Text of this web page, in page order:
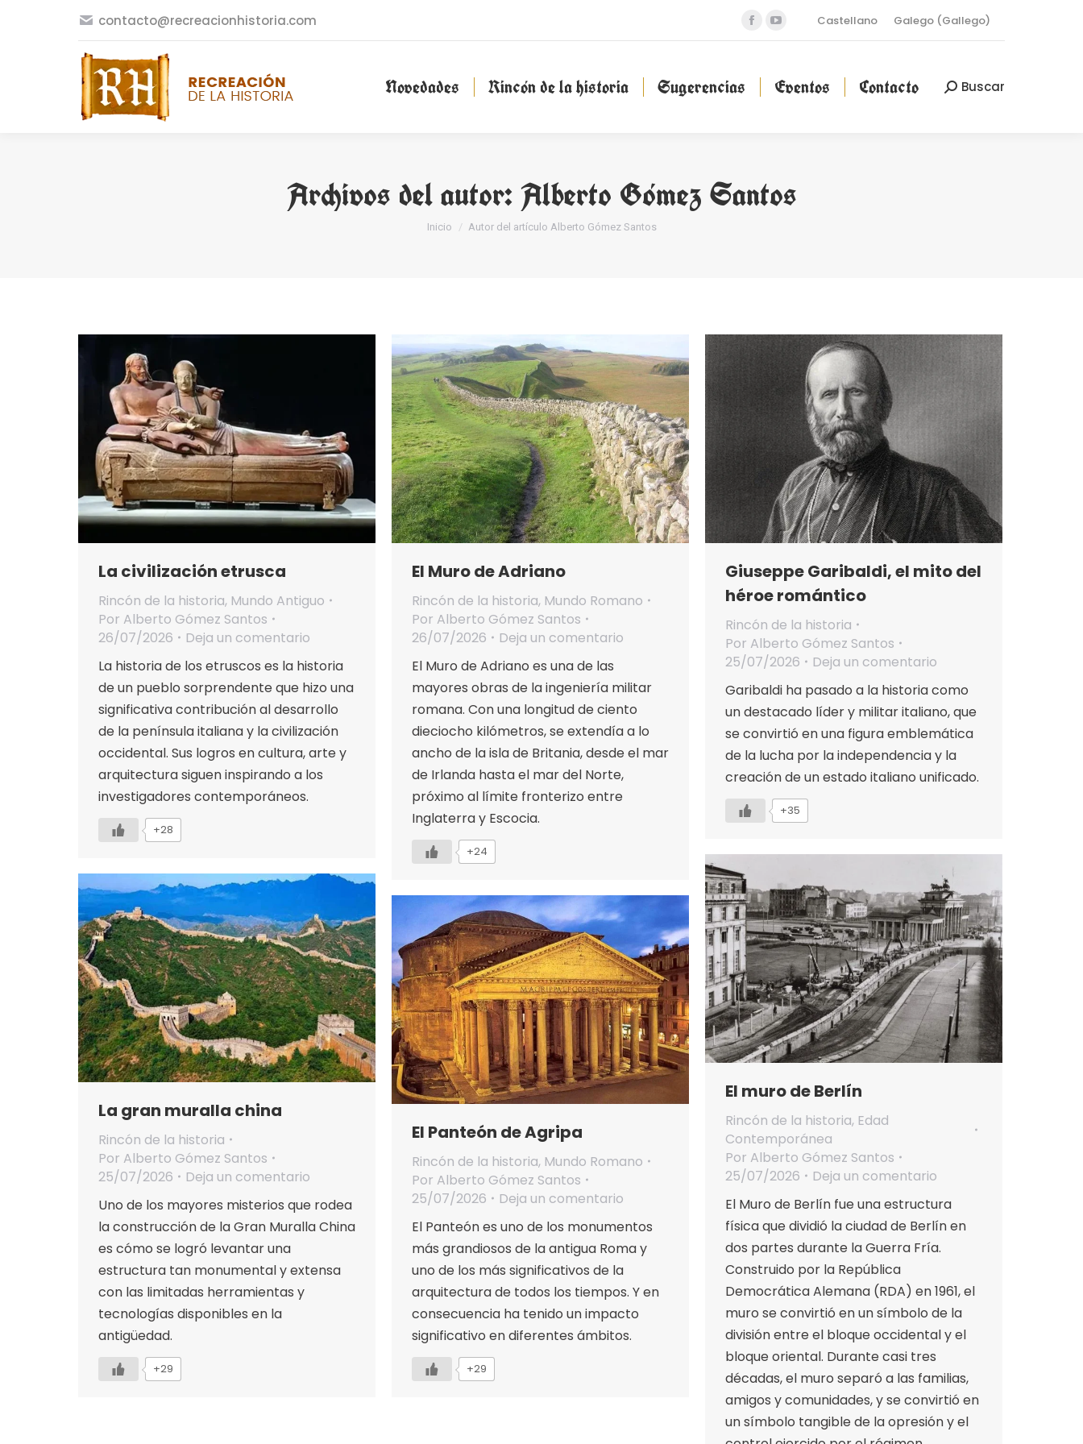
contacto@recreacionhistoria.com
Facebook
in
YouTube
in
Castellano Galego (Gallego)
Novedades Rincón de la historia Sugerencias Eventos Contacto Buscar:
Buscar
Archivos del autor:Alberto Gómez Santos
Estás aquí:
Inicio Autor del artículo Alberto Gómez Santos
La civilización etrusca
Rincón de la historia, Mundo Antiguo
Por Alberto Gómez Santos
26/07/2026
Deja un comentario
La historia de los etruscos es la historia
de un pueblo sorprendente que hizo una
significativa contribución al desarrollo
de la península italiana y la civilización
occidental. Sus logros en cultura, arte y
arquitectura siguen inspirando a los
investigadores contemporáneos.
+28
El Muro de Adriano
Rincón de la historia, Mundo Romano
Por Alberto Gómez Santos
26/07/2026
Deja un comentario
El Muro de Adriano es una de las
mayores obras de la ingeniería militar
romana. Con una longitud de ciento
dieciocho kilómetros, se extendía a lo
ancho de la isla de Britania, desde el mar
de Irlanda hasta el mar del Norte,
próximo al límite fronterizo entre
Inglaterra y Escocia.
+24
Giuseppe Garibaldi, el mito del
héroe romántico
Rincón de la historia
Por Alberto Gómez Santos
25/07/2026
Deja un comentario
Garibaldi ha pasado a la historia como
un destacado líder y militar italiano, que
se convirtió en una figura emblemática
de la lucha por la independencia y la
creación de un estado italiano unificado.
+35
El muro de Berlín
Rincón de la historia, Edad
Contemporánea
Por Alberto Gómez Santos
25/07/2026
Deja un comentario
El Muro de Berlín fue una estructura
física que dividió la ciudad de Berlín en
dos partes durante la Guerra Fría.
Construido por la República
Democrática Alemana (RDA) en 1961, el
muro se convirtió en un símbolo de la
división entre el bloque occidental y el
bloque oriental. Durante casi tres
décadas, el muro separó a las familias,
amigos y comunidades, y se convirtió en
un símbolo tangible de la opresión y el
La gran muralla china
Rincón de la historia
Por Alberto Gómez Santos
25/07/2026
Deja un comentario
Uno de los mayores misterios que rodea
la construcción de la Gran Muralla China
es cómo se logró levantar una
estructura tan monumental y extensa
con las limitadas herramientas y
tecnologías disponibles en la
antigüedad.
+29
El Panteón de Agripa
Rincón de la historia, Mundo Romano
Por Alberto Gómez Santos
25/07/2026
Deja un comentario
El Panteón es uno de los monumentos
más grandiosos de la antigua Roma y
uno de los más significativos de la
arquitectura de todos los tiempos. Y en
consecuencia ha tenido un impacto
significativo en diferentes ámbitos.
+29
Novedades Rincón de la historia Sugerencias Eventos Contacto Buscar